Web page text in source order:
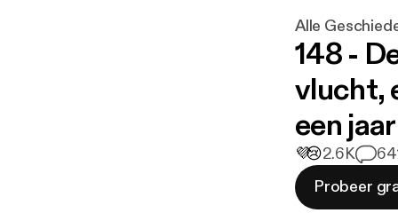
Alle
148 -
vlucht,
een
💜😢2.6K 6
Probeer